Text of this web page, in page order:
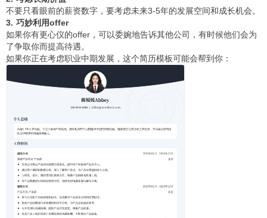
不要只看眼前的薪资数字，要考虑未来3-5年的发展空间和成长机会。
3. 巧妙利用offer
如果你有更心仪的offer，可以委婉地告诉其他公司，有时候他们会为
了争取你而提高待遇。
如果你正在考虑职业中期发展，这个简历模板可能会帮到你：